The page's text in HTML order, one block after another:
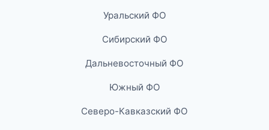
Уральский ФО
Сибирский ФО
Дальневосточный ФО
Южный ФО
Северо-Кавказский ФО